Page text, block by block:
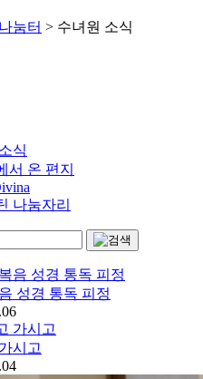
눔터 > 수녀원 소식
식
서 온 편지
나눔자리
성경 통독 피정
시고